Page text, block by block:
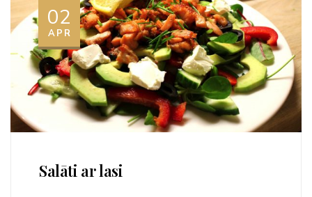
02
APR
Salāti ar lasi